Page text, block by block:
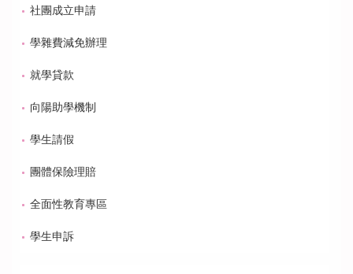
社團成立申請
學雜費減免辦理
就學貸款
向陽助學機制
學生請假
團體保險理賠
全面性教育專區
學生申訴